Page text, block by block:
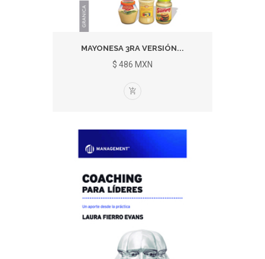
MAYONESA 3RA VERSIÓN...
$ 486 MXN